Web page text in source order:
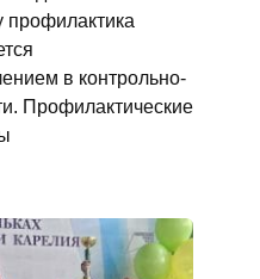
в контрольно-
Профилактические